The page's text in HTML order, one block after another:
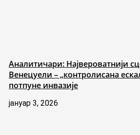
Аналитичари: Највероватнији
Венецуели – „контролисана
потпуне инвазије
јануар 3, 2026